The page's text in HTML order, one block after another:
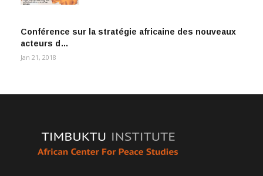
Conférence sur la stratégie africaine des nouveaux
acteurs d…
Jan 21, 2018